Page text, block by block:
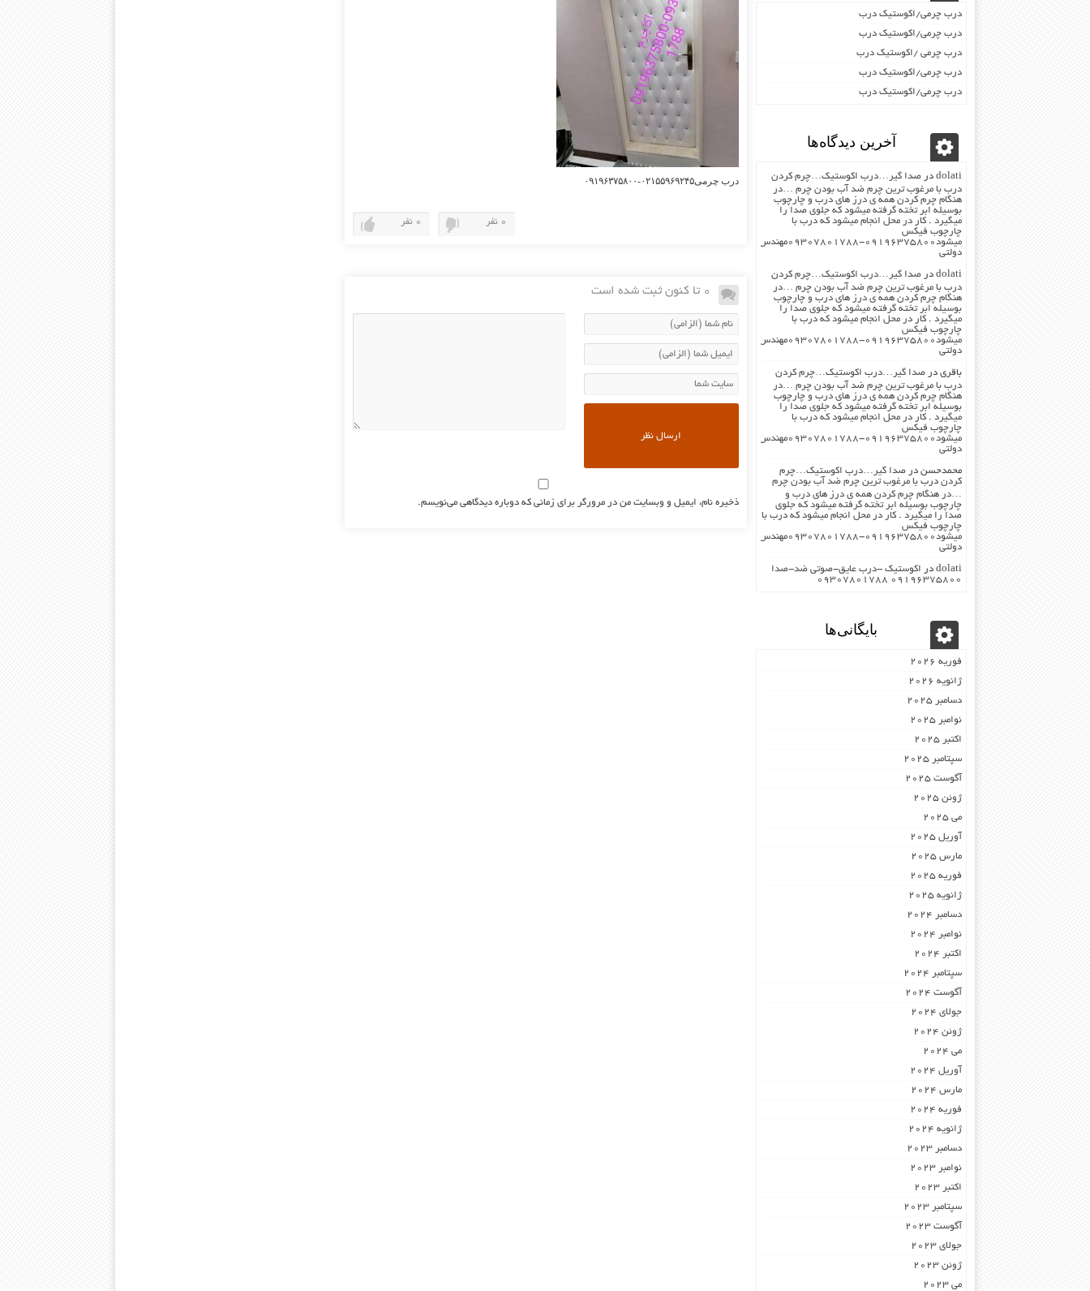
درب چرمی۰۲۱۵۵۹۶۹۲۴۵-۰۹۱۹۶۳۷۵۸۰۰
0 نفر 0 نفر
0 تا کنون ثبت شده است
ذخیره نام، ایمیل و وبسایت من در مرورگر برای زمانی که دوباره دیدگاهی می‌نویسم.
درب چرمی/اکوستیک درب
درب چرمی/اکوستیک درب
درب چرمی /اکوستیک درب
درب چرمی/اکوستیک درب
درب چرمی/اکوستیک درب
آخرین دیدگاه‌ها
dolati در صدا گیر…درب اکوستیک…چرم کردن
درب با مرغوب ترین چرم ضد آب بودن چرم …در
هنگام چرم کردن همه ی درز های درب و چارچوب
بوسیله ابر تخته گرفته میشود که جلوی صدا را
میگیرد . کار در محل انجام میشود که درب با
چارچوب فیکس
میشود۰۹۱۹۶۳۷۵۸۰۰-۰۹۳۰۷۸۰۱۷۸۸مهندس
دولتی
dolati در صدا گیر…درب اکوستیک…چرم کردن
درب با مرغوب ترین چرم ضد آب بودن چرم …در
هنگام چرم کردن همه ی درز های درب و چارچوب
بوسیله ابر تخته گرفته میشود که جلوی صدا را
میگیرد . کار در محل انجام میشود که درب با
چارچوب فیکس
میشود۰۹۱۹۶۳۷۵۸۰۰-۰۹۳۰۷۸۰۱۷۸۸مهندس
دولتی
باقری در صدا گیر…درب اکوستیک…چرم کردن
درب با مرغوب ترین چرم ضد آب بودن چرم …در
هنگام چرم کردن همه ی درز های درب و چارچوب
بوسیله ابر تخته گرفته میشود که جلوی صدا را
میگیرد . کار در محل انجام میشود که درب با
چارچوب فیکس
میشود۰۹۱۹۶۳۷۵۸۰۰-۰۹۳۰۷۸۰۱۷۸۸مهندس
دولتی
محمدحسن در صدا گیر…درب اکوستیک…چرم
کردن درب با مرغوب ترین چرم ضد آب بودن چرم
…در هنگام چرم کردن همه ی درز های درب و
چارچوب بوسیله ابر تخته گرفته میشود که جلوی
صدا را میگیرد . کار در محل انجام میشود که درب با
چارچوب فیکس
میشود۰۹۱۹۶۳۷۵۸۰۰-۰۹۳۰۷۸۰۱۷۸۸مهندس
دولتی
dolati در اکوستیک -درب عایق-صوتی ضد-صدا
۰۹۱۹۶۳۷۵۸۰۰ ۰۹۳۰۷۸۰۱۷۸۸
بایگانی‌ها
فوریه 2026
ژانویه 2026
دسامبر 2025
نوامبر 2025
اکتبر 2025
سپتامبر 2025
آگوست 2025
ژوئن 2025
می 2025
آوریل 2025
مارس 2025
فوریه 2025
ژانویه 2025
دسامبر 2024
نوامبر 2024
اکتبر 2024
سپتامبر 2024
آگوست 2024
جولای 2024
ژوئن 2024
می 2024
آوریل 2024
مارس 2024
فوریه 2024
ژانویه 2024
دسامبر 2023
نوامبر 2023
اکتبر 2023
سپتامبر 2023
آگوست 2023
جولای 2023
ژوئن 2023
می 2023